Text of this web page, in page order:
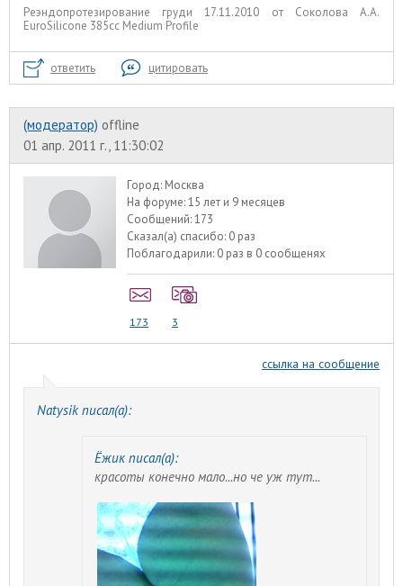
Реэндопротезирование груди 17.11.2010 от Соколова А.А.
EuroSilicone 385сс Medium Profile
ответить цитировать
(модератор) offline
01 апр. 2011 г., 11:30:02
Город: Москва
На форуме:15 лет и 9 месяцев
Сообщений:173
Сказал(а) спасибо: 0 раз
Поблагодарили: 0 раз в 0 сообщенях
173 3
ссылка на сообщение
Natysik писал(а):
Ёжик писал(а):
красоты конечно мало...но че уж тут...